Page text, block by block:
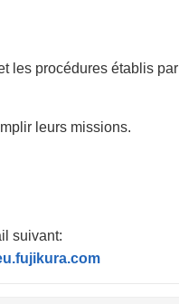
les procédures établis par
leurs missions.
suivant: